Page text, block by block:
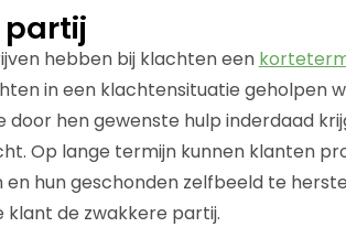
partij
hebben bij klachten een
in een klachtensituatie geholpen
hen gewenste hulp inderdaad
Op lange termijn kunnen klanten
hun geschonden zelfbeeld te
de zwakkere partij.